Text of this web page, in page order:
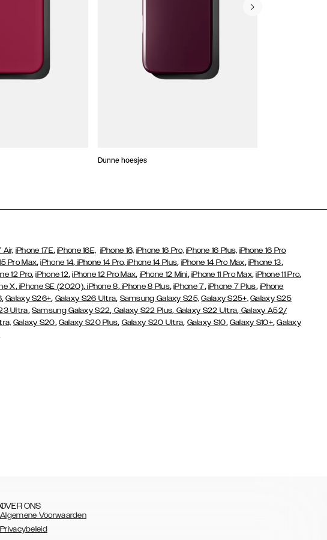
Dunne hoesjes
Air, iPhone 17E,iPhone 16E, iPhone 16, iPhone 16 Pro, iPhone 16 Plus, iPhone 16 Pro
Pro Max,iPhone 14, iPhone 14 Pro, iPhone 14 Plus, iPhone 14 Pro Max, iPhone 13,
12 Pro,iPhone 12,iPhone 12 Pro Max, iPhone 12 Mini, iPhone 11 Pro Max,iPhone 11 Pro,
X,iPhone SE (2020),iPhone 8,iPhone 8 Plus,iPhone 7, iPhone 7 Plus, iPhone
,Galaxy S26+, Galaxy S26 Ultra, Samsung Galaxy S25, Galaxy S25+, Galaxy S25
Ultra, Samsung Galaxy S22, Galaxy S22 Plus, Galaxy S22 Ultra, Galaxy A52/
Galaxy S20, Galaxy S20 Plus, Galaxy S20 Ultra, Galaxy S10, Galaxy S10+,Galaxy
OVER ONS
Algemene Voorwaarden
Privacybeleid